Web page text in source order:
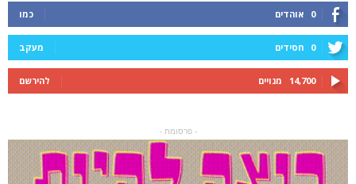
0 אוהדים כמו
0 חסידים מעקב
14,700 מנויים להירשם
- פרסומת -